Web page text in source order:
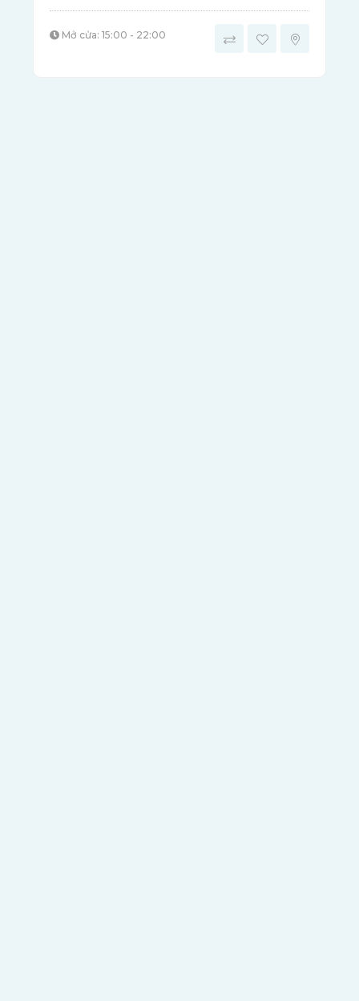
Mở cửa: 15:00 - 22:00